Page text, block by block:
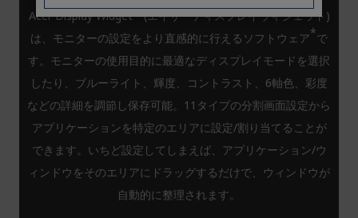
Acer Display Widget (エイサーディスプレイウィジェット)
は、モニターの設定をより直感的に行えるソフトウェア*で
す。モニターの使用目的に最適なディスプレイモードを選択
したり、ブルーライト、輝度、コントラスト、6軸色、彩度
などの詳細を調節し保存可能。11タイプの分割画面設定から
アプリケーションを特定のエリアに設定/割り当てることが
できます。いちど設定してしまえば、アプリケーション/ウ
ィンドウをそのエリアにドラッグするだけで、ウィンドウが
自動的に整理されます。